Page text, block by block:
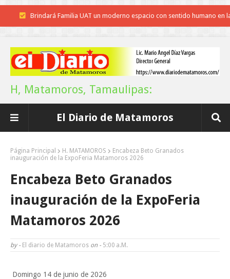
Brindará Familia UAT un moderno espacio con sentido humano en
A Tamaulipas…le llueve sobre mojado
trato digno y humanitario a los pacientes
Inicia el ayuntamiento pavimentación de la calle Miguel Alemán en
Martes en Tu Colonia Renovado acerca servicios y atención directa a
La ONU publica Segundo Informe Subnacional de Tamaulipas
Disney reconoce a nivel mundial talento de estudiante de la UAT
H, Matamoros, Tamaulipas:
El Diario de Matamoros
Página Principal H. MATAMOROS
Encabeza Beto Granados
inauguración de la ExpoFeria Matamoros 2026
Encabeza Beto Granados
inauguración de la ExpoFeria
Matamoros 2026
by - El diario de Matamoros on - 5:00 A.m.
Domingo 14 de junio de 2026